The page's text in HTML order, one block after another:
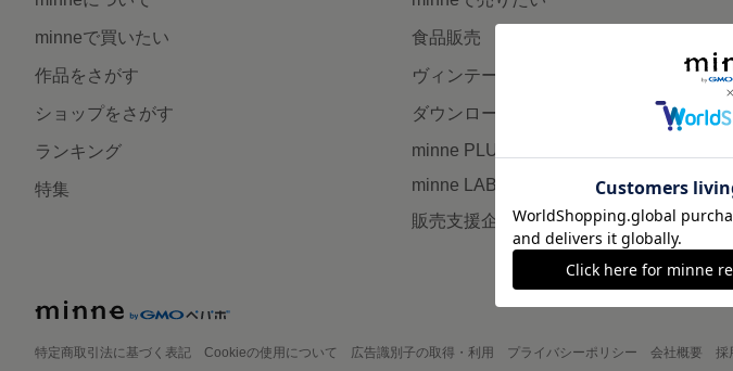
minneで買いたい
作品をさがす
ショップをさがす
ランキング
特集
食品販売
ヴィンテージ販売
ダウンロード販売
minne PLUS
minne LAB
販売支援企画・イベント
特定商取引法に基づく表記 Cookieの使用について 広告識別子の取得・利用 プライバシーポリシー 会社概要 採